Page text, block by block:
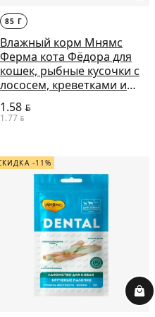
85 Г
Влажный корм Мнямс
Ферма кота Фёдора для
кошек, рыбные кусочки с
лососем, креветками и
форелью, 85 г
1.58 BYN
1.77 BYN
-11%